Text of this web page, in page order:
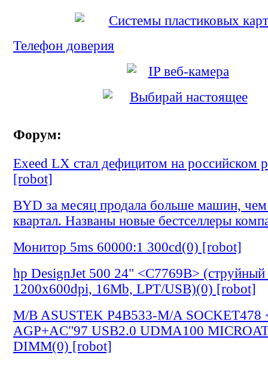
Телефон доверия
Форум:
Exeed LX стал дефицитом на российском
[robot]
BYD за месяц продала больше машин, чем
квартал. Названы новые бестселлеры
Монитор 5ms 60000:1 300cd(0) [robot]
hp DesignJet 500 24" <C7769B> (струйный
1200х600dpi, 16Mb, LPT/USB)(0) [robot]
M/B ASUSTEK P4B533-M/A SOCKET478
AGP+AC"97 USB2.0 UDMA100
DIMM(0) [robot]